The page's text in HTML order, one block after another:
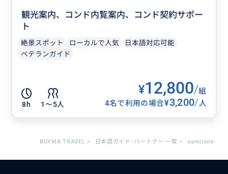
観光案内、コンド内覧案内、コンド契約サポー
ト
絶景スポット ローカルで人気
日本語対応可能
ベテランガイド
8h 1〜5人
¥12,800/組
4名で利用の場合¥3,200/人
BUYMA TRAVEL > 日本語ガイド･パートナー 一覧 > aamitene